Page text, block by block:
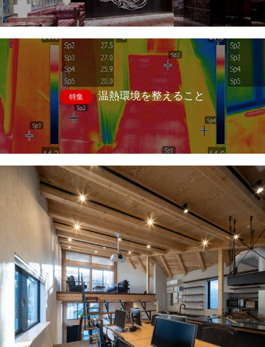
特集 温熱環境を整えること